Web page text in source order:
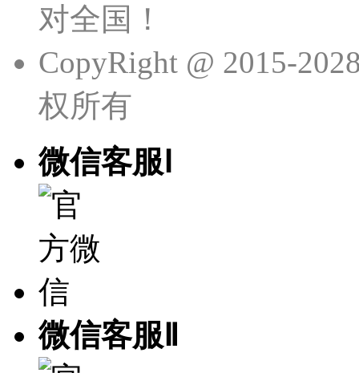
对全国！
CopyRight @ 2015-
权所有
微信客服Ⅰ
微信客服Ⅱ